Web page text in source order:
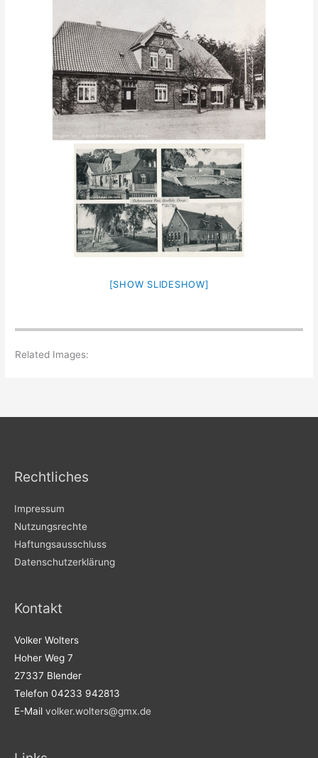
[SHOW SLIDESHOW]
Related Images:
Rechtliches
Impressum
Nutzungsrechte
Haftungsausschluss
Datenschutzerklärung
Kontakt
Volker Wolters
Hoher Weg 7
27337 Blender
Telefon 04233 942813
E-Mail volker.wolters@gmx.de